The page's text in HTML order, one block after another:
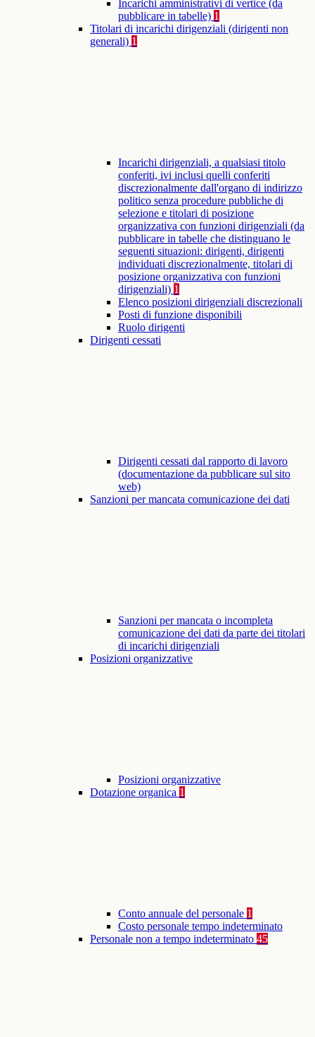
Incarichi amministrativi di vertice (da
pubblicare in tabelle) 1
Titolari di incarichi dirigenziali (dirigenti non
generali) 1
Incarichi dirigenziali, a qualsiasi titolo
conferiti, ivi inclusi quelli conferiti
discrezionalmente dall'organo di indirizzo
politico senza procedure pubbliche di
selezione e titolari di posizione
organizzativa con funzioni dirigenziali (da
pubblicare in tabelle che distinguano le
seguenti situazioni: dirigenti, dirigenti
individuati discrezionalmente, titolari di
posizione organizzativa con funzioni
dirigenziali) 1
Elenco posizioni dirigenziali discrezionali
Posti di funzione disponibili
Ruolo dirigenti
Dirigenti cessati
Dirigenti cessati dal rapporto di lavoro
(documentazione da pubblicare sul sito
web)
Sanzioni per mancata comunicazione dei dati
Sanzioni per mancata o incompleta
comunicazione dei dati da parte dei titolari
di incarichi dirigenziali
Posizioni organizzative
Posizioni organizzative
Dotazione organica 1
Conto annuale del personale 1
Costo personale tempo indeterminato
Personale non a tempo indeterminato 45